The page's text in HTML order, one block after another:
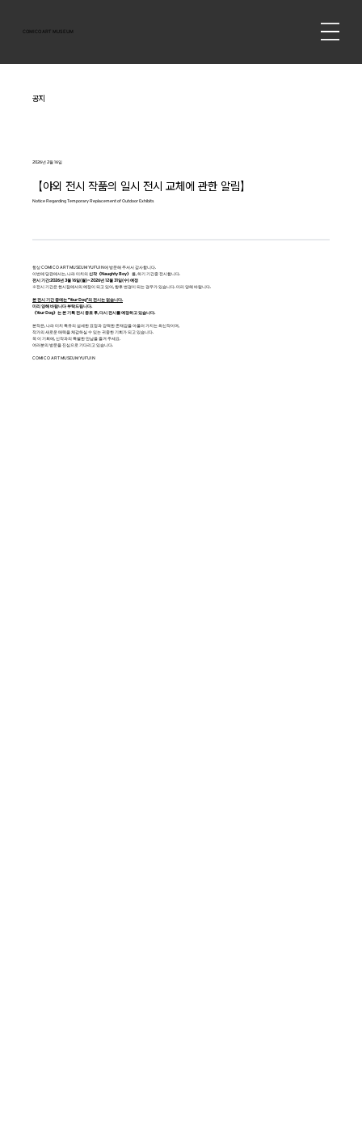
COMICO ART MUSEUM
공지
【야외 전시 작품의 일시 전시 교체에 관한 알림】
Notice Regarding Temporary Replacement of Outdoor Exhibits
2026년 2월 16일
항상 COMICO ART MUSEUM YUFUIN에 방문해 주셔서 감사합니다.
이번에 당관에서는, 나라 미치의 신작《Naughty Boy》 를, 하기 기간중 전시합니다.
전시 기간:2026년 3월 16일(월)~2026년 12월 31일(수) 예정
※전시 기간은 현시점에서의 예정이 되고 있어, 향후 변경이 되는 경우가 있습니다. 미리 양해 바랍니다.
본 전시 기간 중에는 "Your Dog"의 전시는 없습니다.
미리 양해 바랍니다 부탁드립니다.
《Your Dog》는 본 기획 전시 종료 후, 다시 전시를 예정하고 있습니다.
본작은, 나라 미치 특유의 섬세한 표정과 강력한 존재감을 아울러 가지는 최신작이며,
작가의 새로운 매력을 체감하실 수 있는 귀중한 기회가 되고 있습니다.
꼭 이 기회에, 신작과의 특별한 만남을 즐겨 주세요.
여러분의 방문을 진심으로 기다리고 있습니다.
COMICO ART MUSEUM YUFUIN